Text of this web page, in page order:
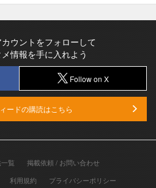
ウントをフォローして
情報を手に入れよう
Follow on X
ードの購読はこちら
覧
掲載依頼 / お問い合わせ
利用規約 プライバシーポリシー